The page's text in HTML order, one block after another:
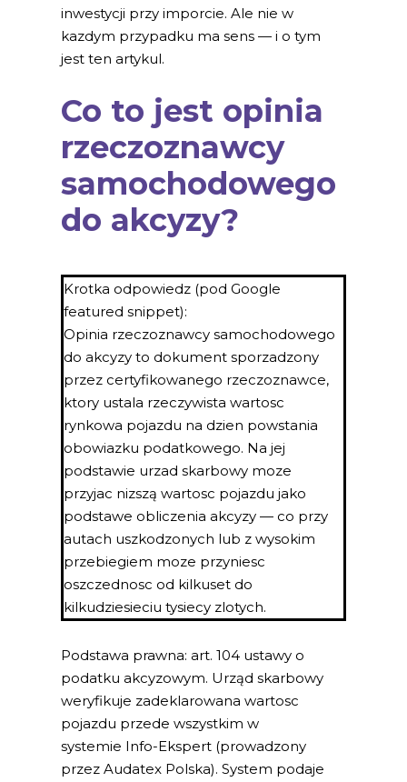
inwestycji przy imporcie. Ale nie w
kazdym przypadku ma sens — i o tym
jest ten artykul.
Co to jest opinia
rzeczoznawcy
samochodowego
do akcyzy?
Krotka odpowiedz (pod Google
featured snippet):
Opinia rzeczoznawcy samochodowego
do akcyzy to dokument sporzadzony
przez certyfikowanego rzeczoznawce,
ktory ustala rzeczywista wartosc
rynkowa pojazdu na dzien powstania
obowiazku podatkowego. Na jej
podstawie urzad skarbowy moze
przyjac nizszą wartosc pojazdu jako
podstawe obliczenia akcyzy — co przy
autach uszkodzonych lub z wysokim
przebiegiem moze przyniesc
oszczednosc od kilkuset do
kilkudziesieciu tysiecy zlotych.
Podstawa prawna: art. 104 ustawy o
podatku akcyzowym. Urząd skarbowy
weryfikuje zadeklarowana wartosc
pojazdu przede wszystkim w
systemie Info-Ekspert (prowadzony
przez Audatex Polska). System podaje